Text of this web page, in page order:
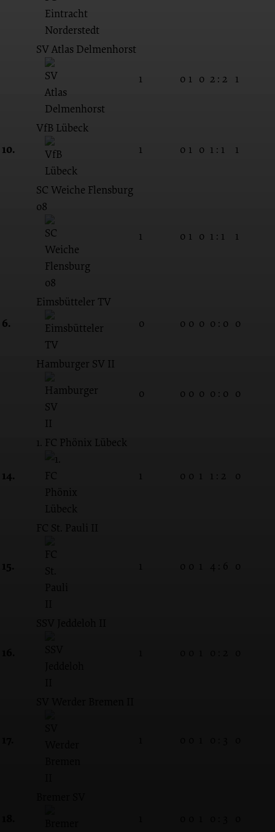
SV Atlas Delmenhorst
1 0 1 0 2 : 2 1
10.
VfB Lübeck
1
0 1 0 1 : 1 1
SC Weiche Flensburg
08
1 0 1 0 1 : 1 1
6.
Eimsbütteler TV
0
0 0 0 0 : 0 0
Hamburger SV II
0 0 0 0 0 : 0 0
14.
1. FC Phönix Lübeck
1 0 0 1 1 : 2 0
FC St. Pauli II